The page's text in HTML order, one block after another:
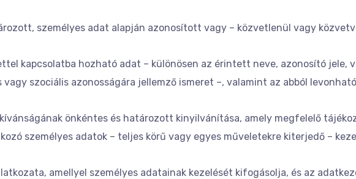
személyes adat alapján azonosított vagy – közvetlenül vagy
kapcsolatba hozható adat – különösen az érintett neve, azonosító jele,
szociális azonosságára jellemző ismeret –, valamint az abból
önkéntes és határozott kinyilvánítása, amely megfelelő
személyes adatok – teljes körű vagy egyes műveletekre kiterjedő –
amellyel személyes adatainak kezelését kifogásolja, és az